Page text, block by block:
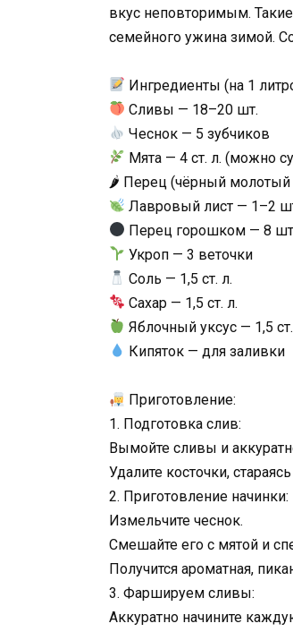
вкус неповторимым.
семейного ужина зимой.
Ингредиенты (на 1
Сливы — 18–20 шт.
Чеснок — 5 зубчиков
Мята — 4 ст. л. (можно
🌶 Перец (чёрный молотый
Лавровый лист — 1–2
Перец горошком — 8
Укроп — 3 веточки
Соль — 1,5 ст. л.
Сахар — 1,5 ст. л.
Яблочный уксус — 1,5
Кипяток — для заливки
Приготовление:
1. Подготовка слив:
Вымойте сливы и
Удалите косточки,
2. Приготовление начинки:
Измельчите чеснок.
Смешайте его с мятой и
Получится ароматная,
3. Фаршируем сливы:
Аккуратно начините